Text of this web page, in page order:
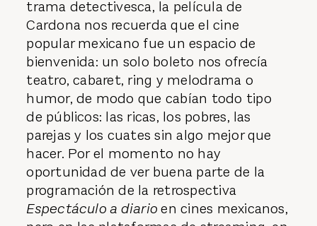
trama detectivesca, la película de
Cardona nos recuerda que el cine
popular mexicano fue un espacio de
bienvenida: un solo boleto nos ofrecía
teatro, cabaret, ring y melodrama o
humor, de modo que cabían todo tipo
de públicos: las ricas, los pobres, las
parejas y los cuates sin algo mejor que
hacer. Por el momento no hay
oportunidad de ver buena parte de la
programación de la retrospectiva
Espectáculo a diarioen cines mexicanos,